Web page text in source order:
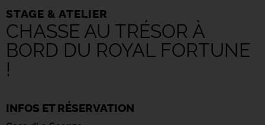
STAGE & ATELIER
CHASSE AU TRÉSOR À
BORD DU ROYAL FORTUNE
!
INFOS ET RÉSERVATION